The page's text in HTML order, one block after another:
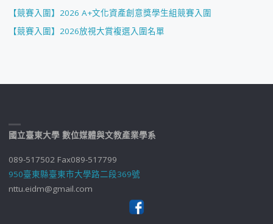
【競賽入圍】2026 A+文化資產創意獎學生組競賽入圍
【競賽入圍】2026放視大賞複選入圍名單
國立臺東大學 數位媒體與文教產業學系
089-517502 Fax089-517799
950臺東縣臺東市大學路二段369號
nttu.eidm@gmail.com